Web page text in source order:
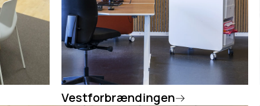
Vestforbrændingen